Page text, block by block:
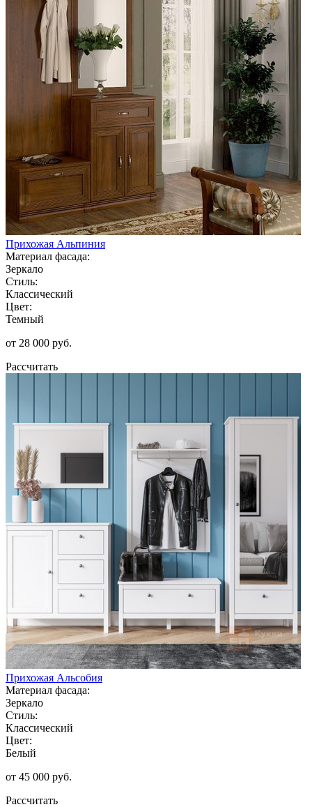
Прихожая Альпиния
Материал фасада:
Зеркало
Стиль:
Классический
Цвет:
Темный
от 28 000 руб.
Рассчитать
Прихожая Альсобия
Материал фасада:
Зеркало
Стиль:
Классический
Цвет:
Белый
от 45 000 руб.
Рассчитать